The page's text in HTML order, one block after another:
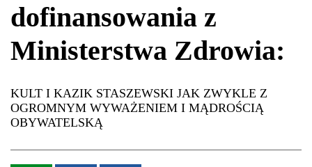
dofinansowania z
Ministerstwa Zdrowia:
KULT I KAZIK STASZEWSKI JAK ZWYKLE Z
OGROMNYM WYWAŻENIEM I MĄDROŚCIĄ
OBYWATELSKĄ